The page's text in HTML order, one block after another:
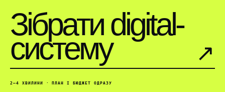
Зібрати digital-
систему ↗︎
2–4 ХВИЛИНИ · ПЛАН І БЮДЖЕТ ОДРАЗУ